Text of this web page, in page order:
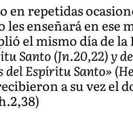
en repetidas
les enseñará en ese
el mismo día de la
Santo (Jn.20,22) y
del Espíritu Santo»
a su vez el